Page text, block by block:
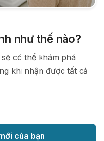
như thế nào?
có thể khám phá
khi nhận được tất cả
của bạn